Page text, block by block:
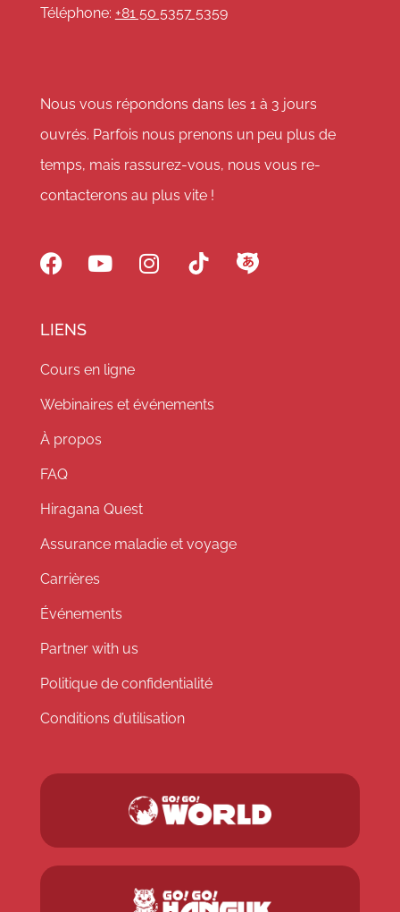
Téléphone: +81 50 5357 5359
Nous vous répondons dans les 1 à 3 jours
ouvrés. Parfois nous prenons un peu plus de
temps, mais rassurez-vous, nous vous re-
contacterons au plus vite !
LIENS
Cours en ligne
Webinaires et événements
À propos
FAQ
Hiragana Quest
Assurance maladie et voyage
Carrières
Événements
Partner with us
Politique de confidentialité
Conditions d’utilisation